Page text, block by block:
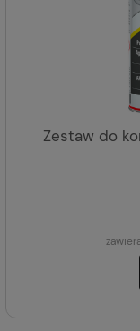
Zestaw do